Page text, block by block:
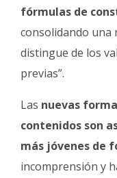
fórmulas de
consolidando una
distingue de los
previas”.
Las nuevas
contenidos son
más jóvenes de
incomprensión y